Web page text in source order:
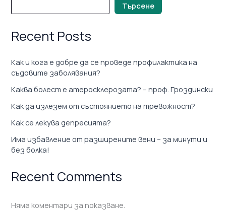
Търсене
Recent Posts
Как и кога е добре да се проведе профилактика на
съдовите заболявания?
Каква болест е атеросклерозата? – проф. Гроздински
Как да излезем от състоянието на тревожност?
Как се лекува депресията?
Има избавление от разширените вени – за минути и
без болка!
Recent Comments
Няма коментари за показване.